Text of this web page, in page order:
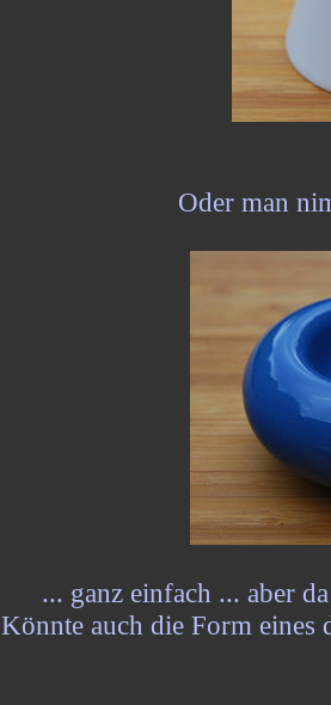
Oder man
... ganz einfach ... aber
Könnte auch die Form eines